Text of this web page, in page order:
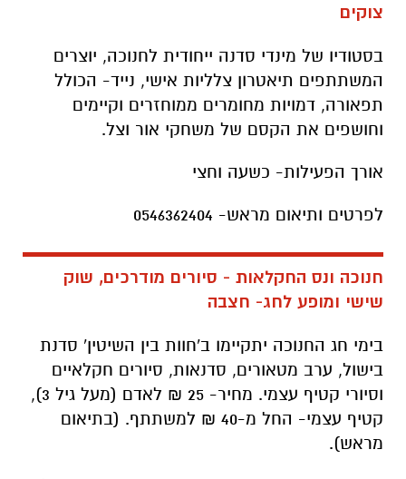
צוקים
בסטודיו של מינדי סדנה ייחודית לחנוכה, יוצרים
המשתתפים תיאטרון צלליות אישי, נייד- הכולל
תפאורה, דמויות מחומרים ממוחזרים וקיימים
וחושפים את הקסם של משחקי אור וצל.
אורך הפעילות- כשעה וחצי
לפרטים ותיאום מראש- 0546362404
חנוכה ונס החקלאות - סיורים מודרכים, שוק
שישי ומופע לחג- חצבה
בימי חג החנוכה יתקיימו ב'חוות בין השיטין' סדנת
בישול, ערב מטאורים, סדנאות, סיורים חקלאיים
וסיורי קטיף עצמי. מחיר- 25 ₪ לאדם (מעל גיל 3),
קטיף עצמי- החל מ-40 ₪ למשתתף. (בתיאום
מראש).